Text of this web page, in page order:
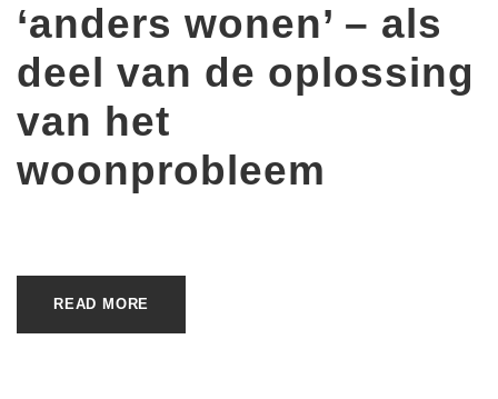
‘anders wonen’ – als
deel van de oplossing
van het
woonprobleem
READ MORE